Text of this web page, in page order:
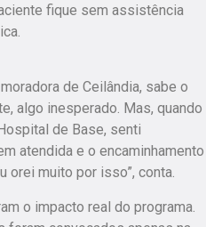
fique sem assistência
de Ceilândia, sabe o
algo inesperado. Mas, quando
de Base, senti
atendida e o encaminhamento
orei muito por isso”, conta.
o impacto real do programa.